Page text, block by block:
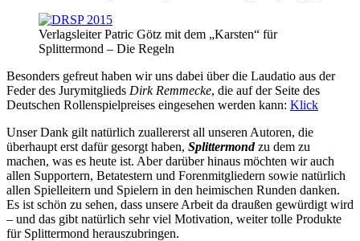
Verlagsleiter Patric Götz mit dem „Karsten“ für
Splittermond – Die Regeln
Besonders gefreut haben wir uns dabei über die Laudatio aus der
Feder des Jurymitglieds Dirk Remmecke, die auf der Seite des
Deutschen Rollenspielpreises eingesehen werden kann: Klick
Unser Dank gilt natürlich zuallererst all unseren Autoren, die
überhaupt erst dafür gesorgt haben, Splittermond zu dem zu
machen, was es heute ist. Aber darüber hinaus möchten wir auch
allen Supportern, Betatestern und Forenmitgliedern sowie natürlich
allen Spielleitern und Spielern in den heimischen Runden danken.
Es ist schön zu sehen, dass unsere Arbeit da draußen gewürdigt wird
– und das gibt natürlich sehr viel Motivation, weiter tolle Produkte
für Splittermond herauszubringen.